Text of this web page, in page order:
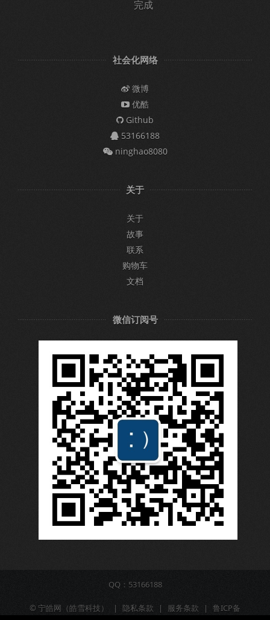
完成
社会化网络
微博
优酷
Github
53166188
ninghao8080
关于
关于
故事
联系
购物车
文档
微信订阅号
QQ：53166188
© 宁皓网（皓雪科技） | 隐私条款 | 服务条款 |
鲁ICP备